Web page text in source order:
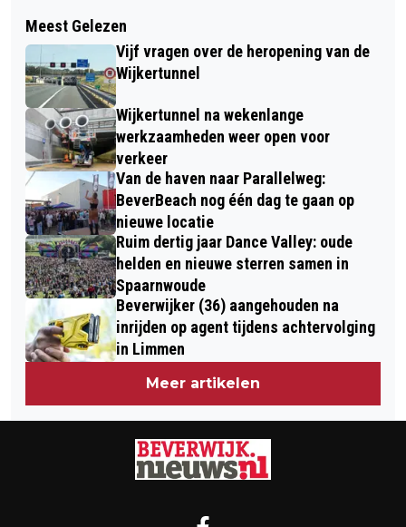
LEONI JANSEN MET
THEATERCONCERT ‘LEONI SOLO’ IN DE
CIRKEL
CHINEES NIEUWJAAR GEVIERD OP
BEVERWIJKSE BAZAAR MET
LEEUWENDANS
Meest Gelezen
Vijf vragen over de heropening van de
Wijkertunnel
Wijkertunnel na wekenlange
werkzaamheden weer open voor
verkeer
Van de haven naar Parallelweg:
BeverBeach nog één dag te gaan op
nieuwe locatie
Ruim dertig jaar Dance Valley: oude
helden en nieuwe sterren samen in
Spaarnwoude
Beverwijker (36) aangehouden na
inrijden op agent tijdens achtervolging
in Limmen
Meer artikelen